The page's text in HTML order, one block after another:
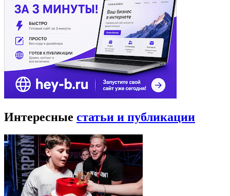
Интересные статьи и публикации